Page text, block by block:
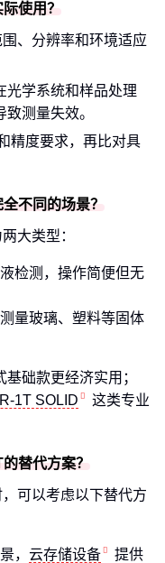
使用？
、分辨率和环境适应
光学系统和样品处理
测量失效。
精度要求，再比对具
不同的场景？
大类型：
检测，操作简便但无
量玻璃、塑料等固体
础款更经济实用；
1T SOLID
这类专业
替代方案？
可以考虑以下替代方
， 云存储设备
提供